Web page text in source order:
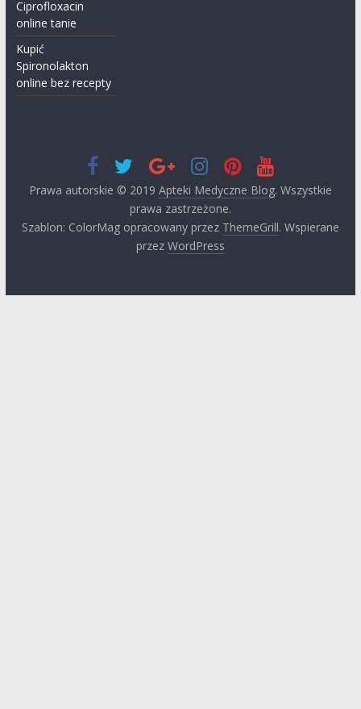
Ciprofloxacin
online tanie
Kupić
Spironolakton
online bez recepty
Prawa autorskie © 2019 Apteki Medyczne Blog. Wszystkie
prawa zastrzeżone.
Szablon: ColorMag opracowany przez ThemeGrill. Wspierane
przez WordPress